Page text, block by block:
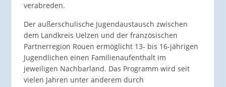
verabreden.
Der außerschulische Jugendaustausch zwischen
dem Landkreis Uelzen und der französischen
Partnerregion Rouen ermöglicht 13- bis 16-jährigen
Jugendlichen einen Familienaufenthalt im
jeweiligen Nachbarland. Das Programm wird seit
vielen Jahren unter anderem durch